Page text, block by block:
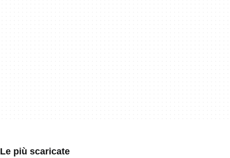
Le più scaricate